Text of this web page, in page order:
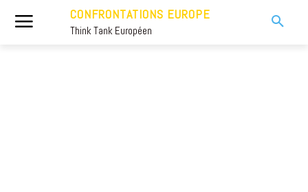
CONFRONTATIONS EUROPE
Think Tank Européen